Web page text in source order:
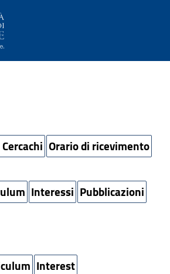
Orario di ricevimento
Interessi Pubblicazioni
Interest